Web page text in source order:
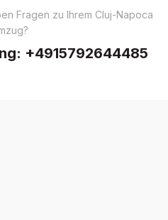
Fragen zu Ihrem Cluj-Napoca
+4915792644485